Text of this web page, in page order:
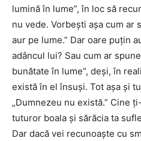
lumină în lume”, în loc să
nu vede. Vorbești așa cum ar
aur pe lume.” Dar oare puțin
adâncul lui? Sau cum ar
bunătate în lume”, deși, în
există în el însuși. Tot așa și
„Dumnezeu nu există.” Cine
tuturor boala și sărăcia ta
Dar dacă vei recunoaște cu